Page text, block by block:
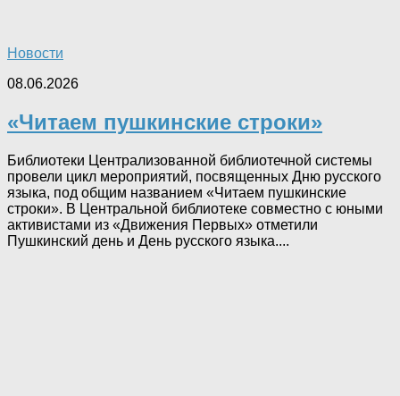
Новости
08.06.2026
«Читаем пушкинские строки»
Библиотеки Централизованной библиотечной системы
провели цикл мероприятий, посвященных Дню русского
языка, под общим названием «Читаем пушкинские
строки». В Центральной библиотеке совместно с юными
активистами из «Движения Первых» отметили
Пушкинский день и День русского языка....